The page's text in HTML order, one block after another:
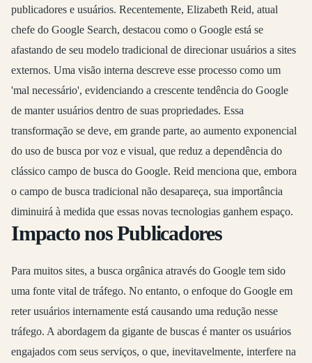
publicadores e usuários. Recentemente, Elizabeth Reid, atual
chefe do Google Search, destacou como o Google está se
afastando de seu modelo tradicional de direcionar usuários a sites
externos. Uma visão interna descreve esse processo como um
'mal necessário', evidenciando a crescente tendência do Google
de manter usuários dentro de suas propriedades. Essa
transformação se deve, em grande parte, ao aumento exponencial
do uso de busca por voz e visual, que reduz a dependência do
clássico campo de busca do Google. Reid menciona que, embora
o campo de busca tradicional não desapareça, sua importância
diminuirá à medida que essas novas tecnologias ganhem espaço.
Impacto nos Publicadores
Para muitos sites, a busca orgânica através do Google tem sido
uma fonte vital de tráfego. No entanto, o enfoque do Google em
reter usuários internamente está causando uma redução nesse
tráfego. A abordagem da gigante de buscas é manter os usuários
engajados com seus serviços, o que, inevitavelmente, interfere na